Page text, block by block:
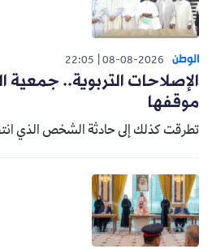
الوطن 08-08-2026
22:05
الإصلاحات التربوية.. جمعية
موقفها
تطرقت كذلك إلى حادثة الشخص الذي